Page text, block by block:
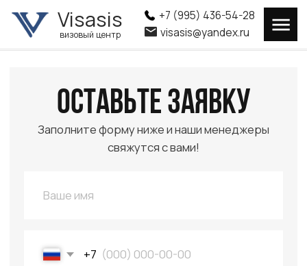
+7 (995) 436-54-28
визовый центр
Visasis
visasis@yandex.ru
+7 (995) 436-54-28
визовый центр
Visasis
visasis@yandex.ru
Заполните форму ниже и наши менеджеры
свяжутся с вами!
Даю согласие на обработку персональных данных